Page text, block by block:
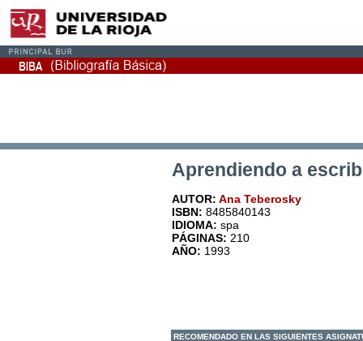
Aprendiendo a
AUTOR: Ana Teberosky
ISBN: 8485840143
IDIOMA: spa
PÁGINAS: 210
AÑO: 1993
RECOMENDADO EN LAS SIGUIENTES